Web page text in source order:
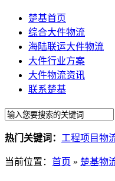
楚基首页
综合大件物流
海陆联运大件物流
大件行业方案
大件物流资讯
联系楚基
热门关键词： 工程项目物
当前位置： 首页 » 楚基物